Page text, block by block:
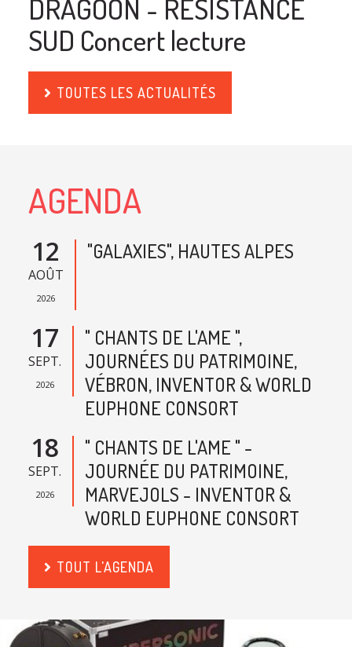
DRAGOON - RESISTANCE
SUD Concert lecture
TOUTES LES ACTUALITÉS
AGENDA
12
AOÛT
2026
"GALAXIES", HAUTES ALPES
17
SEPT.
2026
" CHANTS DE L'AME ",
JOURNÉES DU PATRIMOINE,
VÉBRON, INVENTOR & WORLD
EUPHONE CONSORT
18
SEPT.
2026
" CHANTS DE L'AME " -
JOURNÉE DU PATRIMOINE,
MARVEJOLS - INVENTOR &
WORLD EUPHONE CONSORT
TOUT L'AGENDA